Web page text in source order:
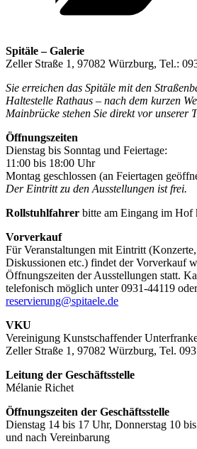
Spitäle – Galerie
Zeller Straße 1, 97082 Würzburg, Tel.:
Sie erreichen das Spitäle mit den
Haltestelle Rathaus – nach dem kurzen
Mainbrücke stehen Sie direkt vor unserer
Öffnungszeiten
Dienstag bis Sonntag und Feiertage:
11:00 bis 18:00 Uhr
Montag geschlossen (an Feiertagen
Der Eintritt zu den Ausstellungen ist frei.
Rollstuhlfahrer bitte am Eingang im Hof
Vorverkauf
Für Veranstaltungen mit Eintritt
Diskussionen etc.) findet der Vorverkauf
Öffnungszeiten der Ausstellungen statt.
telefonisch möglich unter 0931-44119
reservierung@spitaele.de
VKU
Vereinigung Kunstschaffender
Zeller Straße 1, 97082 Würzburg, Tel.
Leitung der Geschäftsstelle
Mélanie Richet
Öffnungszeiten der Geschäftsstelle
Dienstag 14 bis 17 Uhr, Donnerstag 10
und nach Vereinbarung